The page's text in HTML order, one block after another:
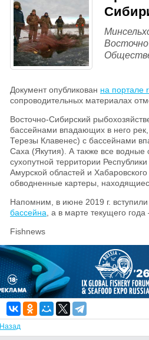
Документ опубликован на портале
сопроводительных материалах
Восточно-Сибирский
бассейнами впадающих в него
Терезы Клавенес) с бассейнами
Саха (Якутия). А также все водные
сухопутной территории
Амурской областей и
обводненные картеры,
Напомним, в июне 2019 г.
бассейна , а в марте текущего года
Fishnews
Назад